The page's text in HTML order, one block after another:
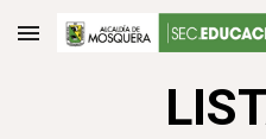
Skip to main content